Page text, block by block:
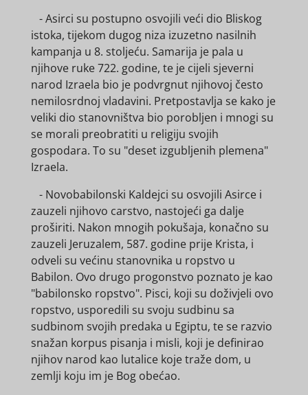
- Asirci su postupno osvojili veći dio Bliskog
istoka, tijekom dugog niza izuzetno nasilnih
kampanja u 8. stoljeću. Samarija je pala u
njihove ruke 722. godine, te je cijeli sjeverni
narod Izraela bio je podvrgnut njihovoj često
nemilosrdnoj vladavini. Pretpostavlja se kako je
veliki dio stanovništva bio porobljen i mnogi su
se morali preobratiti u religiju svojih
gospodara. To su "deset izgubljenih plemena"
Izraela.
- Novobabilonski Kaldejci su osvojili Asirce i
zauzeli njihovo carstvo, nastojeći ga dalje
proširiti. Nakon mnogih pokušaja, konačno su
zauzeli Jeruzalem, 587. godine prije Krista, i
odveli su većinu stanovnika u ropstvo u
Babilon. Ovo drugo progonstvo poznato je kao
"babilonsko ropstvo". Pisci, koji su doživjeli ovo
ropstvo, usporedili su svoju sudbinu sa
sudbinom svojih predaka u Egiptu, te se razvio
snažan korpus pisanja i misli, koji je definirao
njihov narod kao lutalice koje traže dom, u
zemlji koju im je Bog obećao.